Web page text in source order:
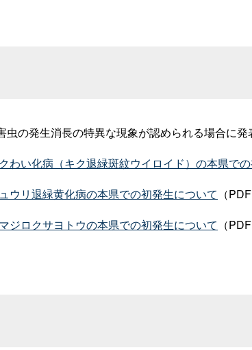
の発生消長の特異な現象が認められる場合に発
わい化病（キク退緑斑紋ウイロイド）の本県で
ウリ退緑黄化病の本県での初発生について （
ジロクサヨトウの本県での初発生について （